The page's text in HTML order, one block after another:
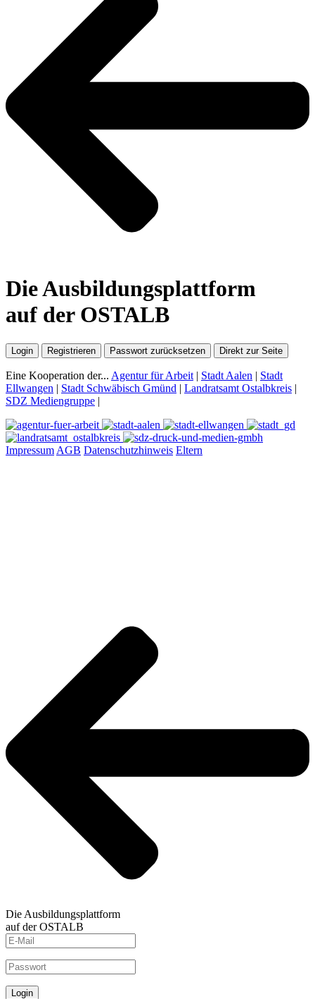
Die Ausbildungsplattform
auf der OSTALB
Login Registrieren Passwort zurücksetzen Direkt zur Seite
Eine Kooperation der... Agentur für Arbeit | Stadt Aalen | Stadt
Ellwangen | Stadt Schwäbisch Gmünd | Landratsamt Ostalbkreis |
SDZ Mediengruppe |
Impressum AGB Datenschutzhinweis Eltern
Die Ausbildungsplattform
auf der OSTALB
Login